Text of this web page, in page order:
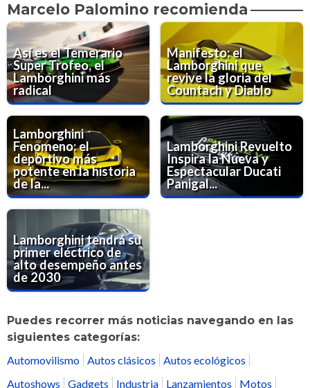
Marcelo Palomino recomienda
Así es el Temerario
Super Trofeo, el
Lamborghini más
radical
Manifesto: el
Lamborghini que
revive la gloria del
Countach y Diablo
Lamborghini
Fenomeno: el
deportivo más
potente en la historia
de la...
Lamborghini Revuelto
Inspira la Nueva y
Espectacular Ducati
Panigal...
Lamborghini tendrá su
primer eléctrico de
alto desempeño antes
de 2030
Puedes recorrer más noticias navegando en las
siguientes categorías:
Automovilismo Autos clásicos
Autos ecológicos
Autoshows
Gadgets Industria Lanzamientos Motos